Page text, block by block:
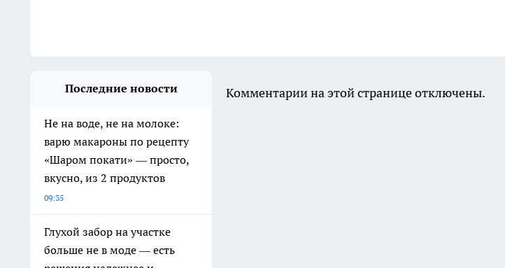
Последние новости
Не на воде, не на молоке:
варю макароны по рецепту
«Шаром покати» — просто,
вкусно, из 2 продуктов
09:35
Глухой забор на участке
больше не в моде — есть
Комментарии на этой странице отключены.